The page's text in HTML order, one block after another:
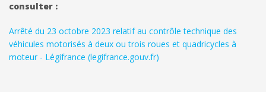
consulter :
Arrêté du 23 octobre 2023 relatif au contrôle technique des
véhicules motorisés à deux ou trois roues et quadricycles à
moteur - Légifrance (legifrance.gouv.fr)